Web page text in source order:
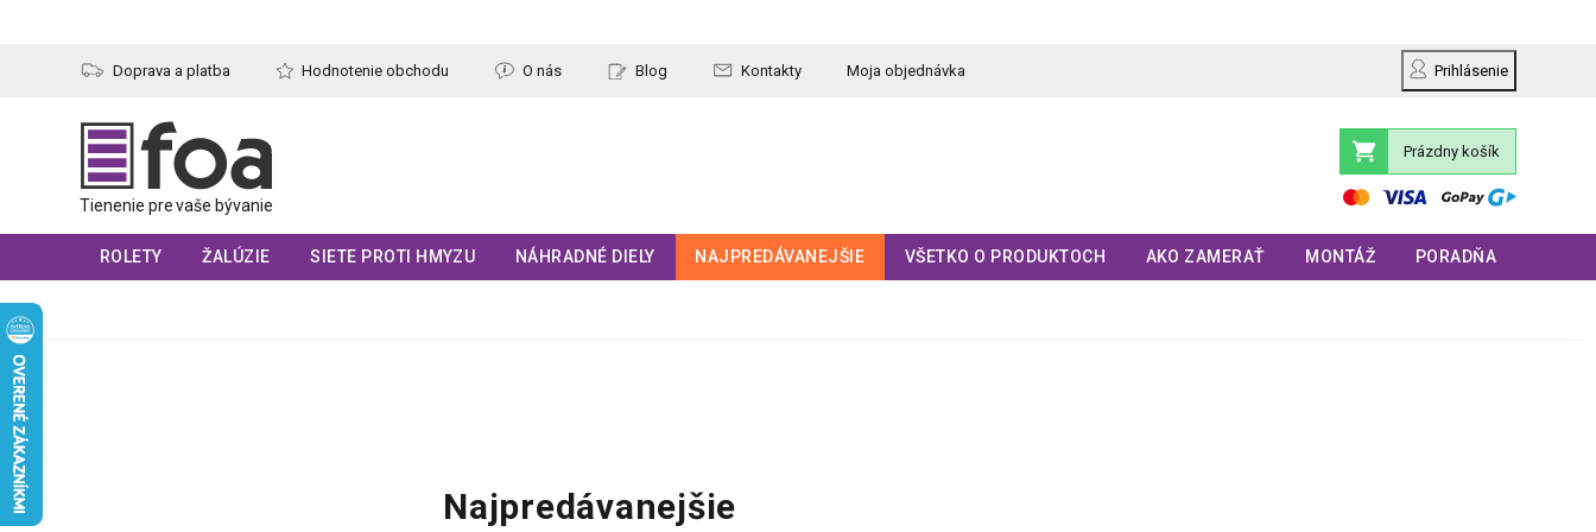
Doprava a platba Hodnotenie obchodu O nás Blog Kontakty Moja objednávka Prihlásenie
Nákupný
košík
Prázdny košík
ROLETY ŽALÚZIE SIETE PROTI HMYZU NÁHRADNÉ DIELY NAJPREDÁVANEJŠIE VŠETKO O PRODUKTOCH AKO ZAMERAŤ MONTÁŽ PORADŇA
Najpredávanejšie